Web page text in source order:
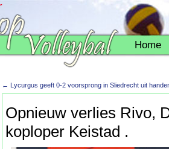
Home
← Lycurgus geeft 0-2 voorsprong in Sliedrecht uit
Opnieuw verlies Rivo,
koploper Keistad .